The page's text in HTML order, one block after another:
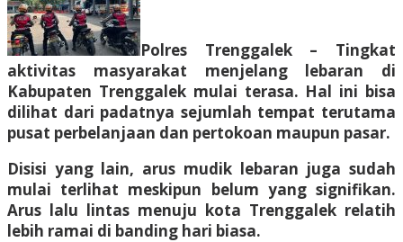
Polres Trenggalek – Tingkat
aktivitas masyarakat menjelang lebaran di
Kabupaten Trenggalek mulai terasa. Hal ini bisa
dilihat dari padatnya sejumlah tempat terutama
pusat perbelanjaan dan pertokoan maupun pasar.
Disisi yang lain, arus mudik lebaran juga sudah
mulai terlihat meskipun belum yang signifikan.
Arus lalu lintas menuju kota Trenggalek relatih
lebih ramai di banding hari biasa.